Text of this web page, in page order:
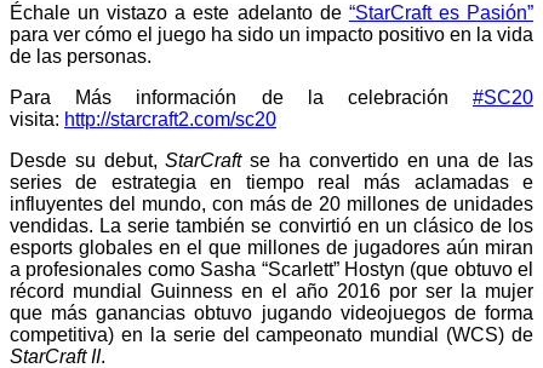
Échale un vistazo a este adelanto de “StarCraft es Pasión”
para ver cómo el juego ha sido un impacto positivo en la vida
de las personas.
Para Más información de la celebración #SC20
visita: http://starcraft2.com/sc20
Desde su debut,StarCraftse ha convertido en una de las
series de estrategia en tiempo real más aclamadas e
influyentes del mundo, con más de 20 millones de unidades
vendidas. La serie también se convirtió en un clásico de los
esports globales en el que millones de jugadores aún miran
a profesionales como Sasha “Scarlett” Hostyn (que obtuvo el
récord mundial Guinness en el año 2016 por ser la mujer
que más ganancias obtuvo jugando videojuegos de forma
competitiva) en la serie del campeonato mundial (WCS) de
StarCraft II.